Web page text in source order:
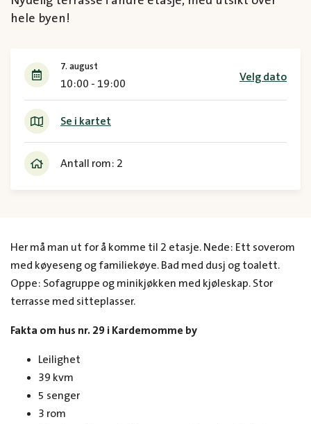
hele byen!
7. august
10:00 - 19:00
Velg dato
Se i kartet
Antall rom: 2
Her må man ut for å komme til 2 etasje. Nede: Ett soverom
med køyeseng og familiekøye. Bad med dusj og toalett.
Oppe: Sofagruppe og minikjøkken med kjøleskap. Stor
terrasse med sitteplasser.
Fakta om hus nr. 29 i Kardemomme by
Leilighet
39 kvm
5 senger
3 rom